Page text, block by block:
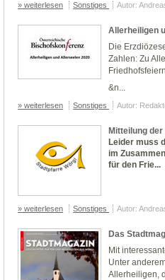
» weiterlesen Sonstiges Autor:
Allerheiligen
Die
Zahlen: Zu
&n...
» weiterlesen Sonstiges Autor:
Mitteilung
Leider muss
im
für den Frie...
» weiterlesen Sonstiges Autor:
Das
Mit
Unter
Allerheiligen,